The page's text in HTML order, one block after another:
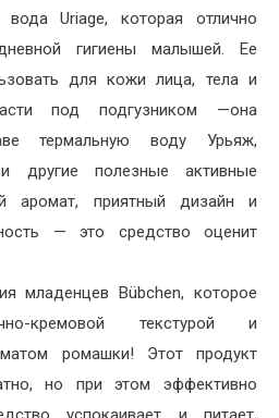
Uriage, которая отлично
гигиены малышей. Ее
для кожи лица, тела и
под подгузником —она
термальную воду Урьяж,
другие полезные активные
аромат, приятный дизайн и
— это средство оценит
младенцев Bübchen, которое
кремовой текстурой и
ромашки! Этот продукт
но при этом эффективно